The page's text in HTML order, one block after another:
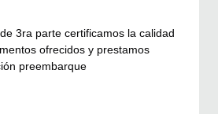
3ra parte certificamos la calidad
ofrecidos y prestamos
preembarque